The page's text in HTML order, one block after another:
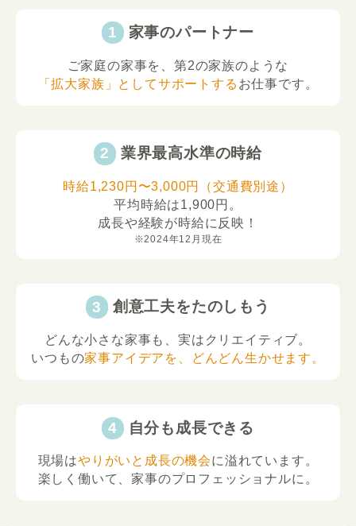
家事のパートナー
ご家庭の家事を、第2の家族のような
「拡大家族」としてサポートする お仕事です。
業界最高水準の時給
時給1,230円〜3,000円（交通費別途）
平均時給は1,900円。
成長や経験が時給に反映！
※2024年12月現在
創意工夫をたのしもう
どんな小さな家事も、実はクリエイティブ。
いつもの家事アイデアを、どんどん生かせます。
自分も成長できる
現場はやりがいと成長の機会に溢れています。
楽しく働いて、家事のプロフェッショナルに。